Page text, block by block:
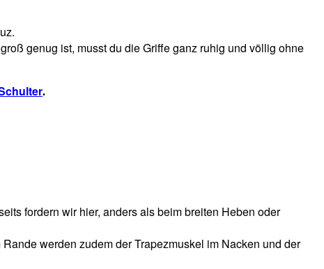
genug ist, musst du die Griffe ganz ruhig und völlig ohne
.
fordern wir hier, anders als beim breiten Heben oder
werden zudem der Trapezmuskel im Nacken und der